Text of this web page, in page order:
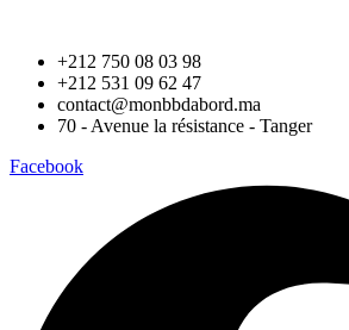
+212 750 08 03 98
+212 531 09 62 47
contact@monbbdabord.ma
70 - Avenue la résistance - Tanger
Facebook